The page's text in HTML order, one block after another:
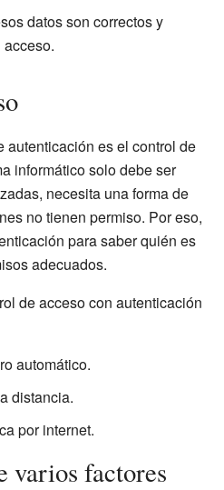
datos son correctos y
autenticación es el control de
informático solo debe ser
necesita una forma de
no tienen permiso. Por eso,
para saber quién es
adecuados.
de acceso con autenticación
automático.
distancia.
por internet.
varios factores